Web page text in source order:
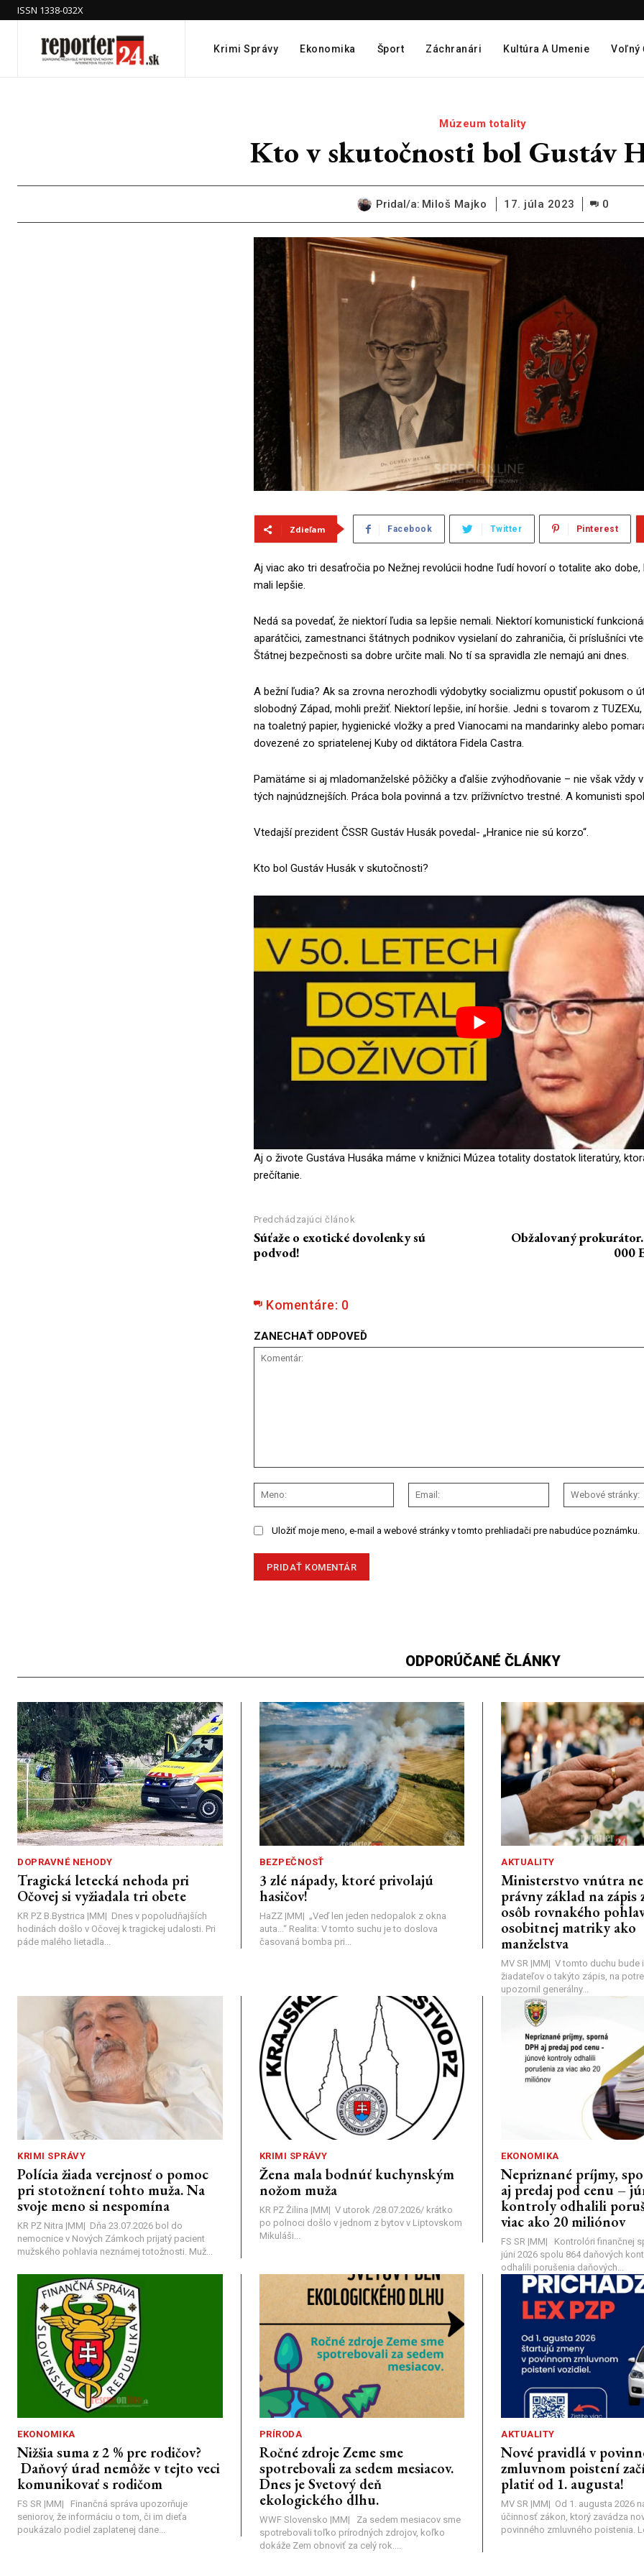
ISSN 1338-032X
Krimi Správy Ekonomika Šport Záchranári Kultúra A Umenie Voľný
Múzeum totality
Kto v skutočnosti bol Gustáv
Pridal/a: Miloš Majko 17. júla 2023 0
Zdieľam Facebook Twitter Pinterest
Aj viac ako tri desaťročia po Nežnej revolúcii hodne ľudí hovorí o totalite ako dobe,
mali lepšie.
Nedá sa povedať, že niektorí ľudia sa lepšie nemali. Niektorí komunistickí
aparátčici, zamestnanci štátnych podnikov vysielaní do zahraničia, či príslušníci
Štátnej bezpečnosti sa dobre určite mali. No tí sa spravidla zle nemajú ani dnes.
A bežní ľudia? Ak sa zrovna nerozhodli výdobytky socializmu opustiť pokusom o
slobodný Západ, mohli prežiť. Niektorí lepšie, iní horšie. Jedni s tovarom z
na toaletný papier, hygienické vložky a pred Vianocami na mandarinky alebo
dovezené zo spriatelenej Kuby od diktátora Fidela Castra.
Pamätáme si aj mladomanželské pôžičky a ďalšie zvýhodňovanie – nie však vždy
tých najnúdznejších. Práca bola povinná a tzv. príživníctvo trestné. A komunisti
Vtedajší prezident ČSSR Gustáv Husák povedal- „Hranice nie sú korzo“.
Kto bol Gustáv Husák v skutočnosti?
Aj o živote Gustáva Husáka máme v knižnici Múzea totality dostatok literatúry,
prečítanie.
Predchádzajúci článok
Súťaže o exotické dovolenky sú
podvod!
Obžalovaný
000
Komentáre: 0
ZANECHAŤ ODPOVEĎ
Meno:
Email:
Uložiť moje meno, e-mail a webové stránky v tomto prehliadači pre nabudúce poznámku.
ODPORÚČANÉ ČLÁNKY
DOPRAVNÉ NEHODY
Tragická letecká nehoda pri
Očovej si vyžiadala tri obete
KR PZ B.Bystrica |MM| Dnes v popoludňajších
hodinách došlo v Očovej k tragickej udalosti. Pri
páde malého lietadla...
BEZPEČNOSŤ
3 zlé nápady, ktoré privolajú
hasičov!
HaZZ |MM| ​„Veď len jeden nedopalok z okna
auta...“ ​Realita: V tomto suchu je to doslova
časovaná bomba pri...
AKTUALITY
Ministerstvo vnútra
právny základ na zápis
osôb rovnakého
osobitnej matriky ako
manželstva
MV SR |MM| V tomto duchu bude
žiadateľov o takýto zápis, na
upozornil generálny...
KRIMI SPRÁVY
Polícia žiada verejnosť o pomoc
pri stotožnení tohto muža. Na
svoje meno si nespomína
KR PZ Nitra |MM| Dňa 23.07.2026 bol do
nemocnice v Nových Zámkoch prijatý pacient
mužského pohlavia neznámej totožnosti. Muž...
KRIMI SPRÁVY
Žena mala bodnúť kuchynským
nožom muža
KR PZ Žilina |MM| V utorok /28.07.2026/ krátko
po polnoci došlo v jednom z bytov v Liptovskom
Mikuláši...
EKONOMIKA
Nepriznané príjmy,
aj predaj pod cenu –
kontroly odhalili
viac ako 20 miliónov
FS SR |MM| Kontrolóri finančnej
júni 2026 spolu 864 daňových
odhalili porušenia daňových...
EKONOMIKA
Nižšia suma z 2 % pre rodičov?
Daňový úrad nemôže v tejto veci
komunikovať s rodičom
FS SR |MM| Finančná správa upozorňuje
seniorov, že informáciu o tom, či im dieťa
poukázalo podiel zaplatenej dane...
PRÍRODA
Ročné zdroje Zeme sme
spotrebovali za sedem mesiacov.
Dnes je Svetový deň
ekologického dlhu.
WWF Slovensko |MM| Za sedem mesiacov sme
spotrebovali toľko prírodných zdrojov, koľko
dokáže Zem obnoviť za celý rok....
AKTUALITY
Nové pravidlá v
zmluvnom poistení
platiť od 1. augusta!
MV SR |MM| Od 1. augusta 2026
účinnosť zákon, ktorý zavádza
povinného zmluvného poistenia.